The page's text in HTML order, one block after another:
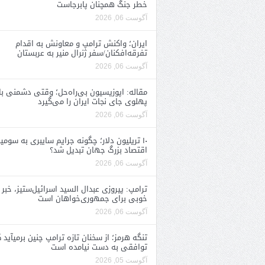
خطر جنگ همچنان پابرجاست
آگوست 06, 2026
ایران؛ واکنش ترامپ و معاونش به اقدام
تفرقه‌افکنان/سفر ژنرال منیر به عربستان
آگوست 06, 2026
مقاله: اپوزیسیون بی‌راه‌حل؛ وقتی دشمنی
پهلوی جای نجات ایران را می‌گیرد
آگوست 06, 2026
۱۰ تریلیون دلار؛ چگونه جرایم سایبری به
اقتصاد بزرگ جهان تبدیل شد؟
آگوست 06, 2026
ترامپ: پیروزی عبدال السید اسرائیل‌ستیز، خبر
خوبی برای جمهوری‌خواهان است
آگوست 06, 2026
تنگه هرمز؛ از سخنان تازه ترامپ چنین
توافقی به دست نیامده است
آگوست 05, 2026